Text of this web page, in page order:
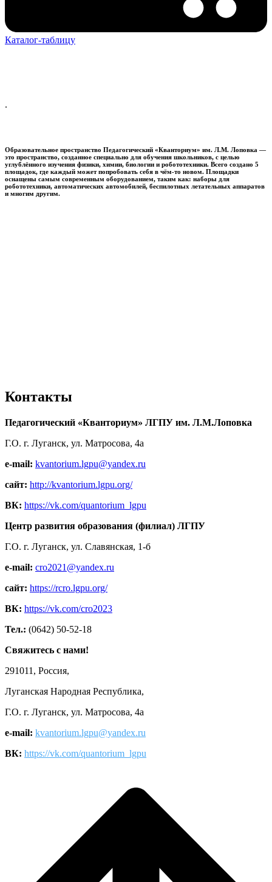
Каталог-таблицу
.
Образовательное пространство Педагогический «Кванториум» им. Л.М. Лоповка —
это пространство, созданное специально для обучения школьников, с целью
углублённого изучения физики, химии, биологии и робототехники. Всего создано 5
площадок, где каждый может попробовать себя в чём-то новом. Площадки
оснащены самым современным оборудованием, таким как: наборы для
робототехники, автоматических автомобилей, беспилотных летательных аппаратов
и многим другим.
Контакты
Педагогический «Кванториум» ЛГПУ им. Л.М.Лоповка
Г.О. г. Луганск, ул. Матросова, 4а
e-mail: kvantorium.lgpu@yandex.ru
сайт: http://kvantorium.lgpu.org/
ВК: https://vk.com/quantorium_lgpu
Центр развития образования (филиал) ЛГПУ
Г.О. г. Луганск, ул. Славянская, 1-б
e-mail: cro2021@yandex.ru
сайт: https://rcro.lgpu.org/
ВК: https://vk.com/cro2023
Тел.: (0642) 50-52-18
Свяжитесь с нами!
291011, Россия,
Луганская Народная Республика,
Г.О. г. Луганск, ул. Матросова, 4а
e-mail: kvantorium.lgpu@yandex.ru
ВК: https://vk.com/quantorium_lgpu